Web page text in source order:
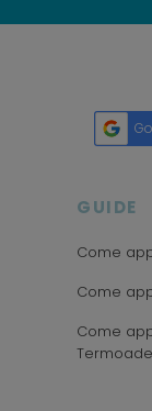
GUIDE
Come
Come
Come